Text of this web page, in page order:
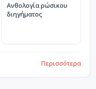
Ανθολογία ρώσικου
διηγήματος
Περισσότερα